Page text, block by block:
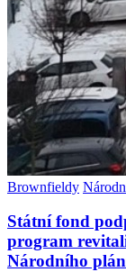
Brownfieldy
Státní fond
program
Národního